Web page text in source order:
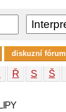
Ř S Š
diskuzní fórum